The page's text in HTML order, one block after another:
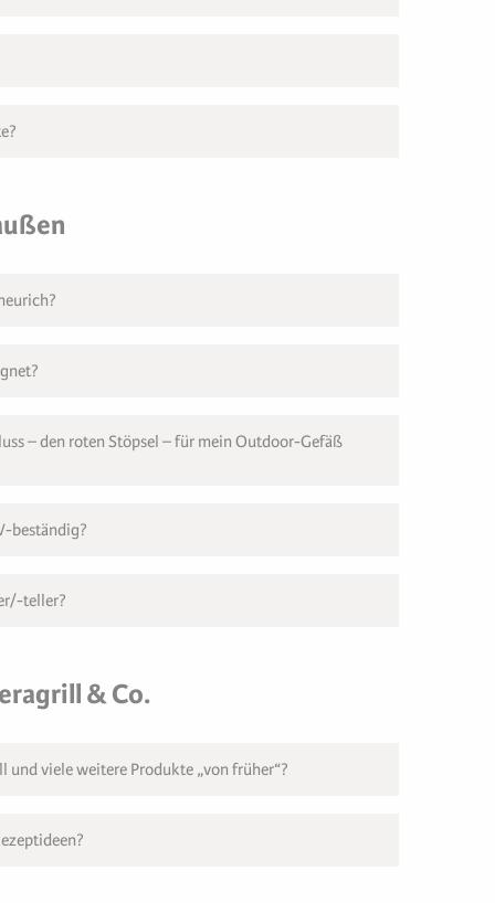
– den roten Stöpsel – für mein Outdoor-Gefäß
beständig?
teller?
& Co.
viele weitere Produkte „von früher“?